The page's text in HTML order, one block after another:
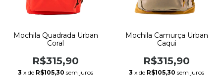
Mochila Quadrada Urban
Coral
R$315,90
3 x de R$105,30 sem juros
Mochila Camurça Urban
Caqui
R$315,90
3 x de R$105,30 sem juros